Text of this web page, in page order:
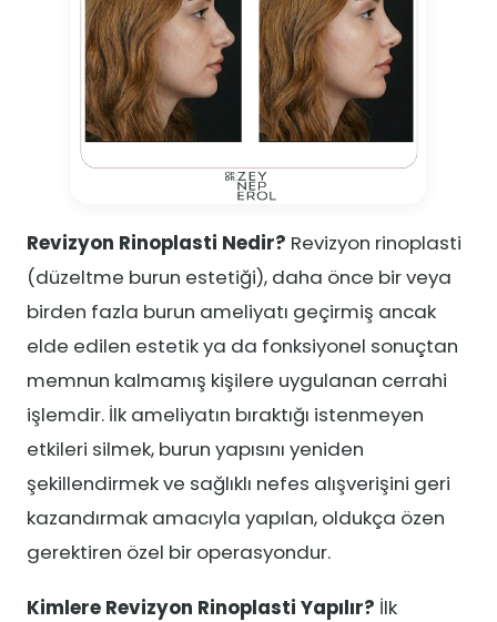
Revizyon Rinoplasti Nedir? Revizyon rinoplasti
(düzeltme burun estetiği), daha önce bir veya
birden fazla burun ameliyatı geçirmiş ancak
elde edilen estetik ya da fonksiyonel sonuçtan
memnun kalmamış kişilere uygulanan cerrahi
işlemdir. İlk ameliyatın bıraktığı istenmeyen
etkileri silmek, burun yapısını yeniden
şekillendirmek ve sağlıklı nefes alışverişini geri
kazandırmak amacıyla yapılan, oldukça özen
gerektiren özel bir operasyondur.
Kimlere Revizyon Rinoplasti Yapılır? İlk